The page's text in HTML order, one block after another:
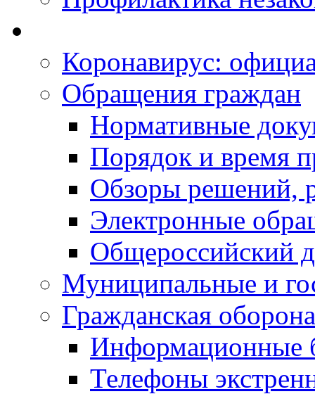
Коронавирус:
Обращения граждан
Нормативные
Порядок и время
Обзоры решений,
Электронные
Общероссийский
Муниципальные и
Гражданская
Информационные
Телефоны